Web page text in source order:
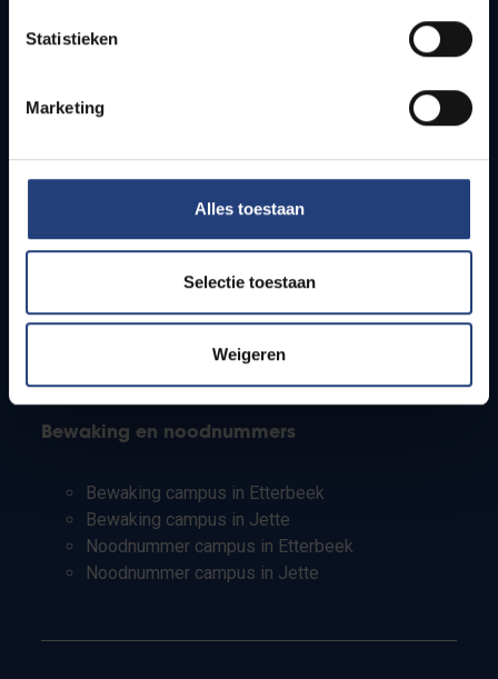
Statistieken
Marketing
Alles toestaan
Selectie toestaan
Weigeren
Bereikbaarheid
Studenten
PhD-studenten
Leerkrachten en secundaire scholen
Bewaking en noodnummers
Bewaking campus in Etterbeek
Bewaking campus in Jette
Noodnummer campus in Etterbeek
Noodnummer campus in Jette